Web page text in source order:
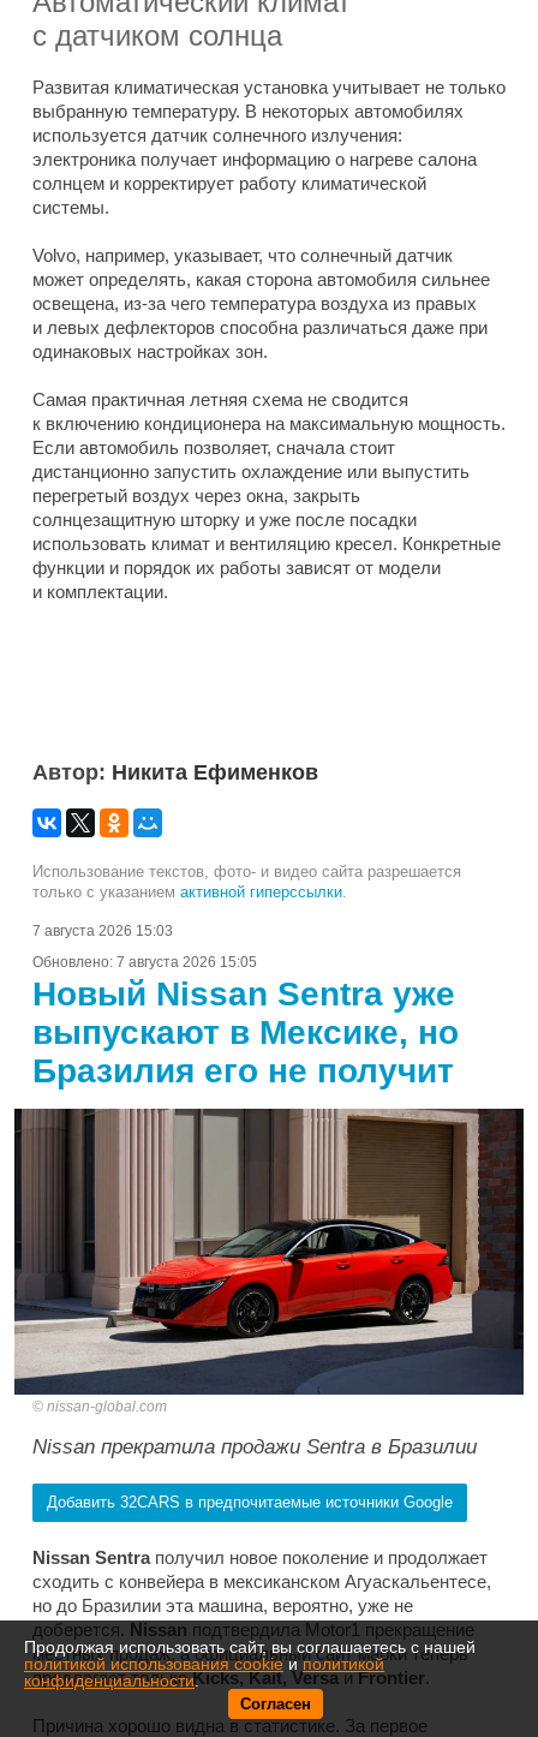
с датчиком солнца
Развитая климатическая установка учитывает не только
выбранную температуру. В некоторых автомобилях
используется датчик солнечного излучения:
электроника получает информацию о нагреве салона
солнцем и корректирует работу климатической
системы.
Volvo, например, указывает, что солнечный датчик
может определять, какая сторона автомобиля сильнее
освещена, из-за чего температура воздуха из правых
и левых дефлекторов способна различаться даже при
одинаковых настройках зон.
Самая практичная летняя схема не сводится
к включению кондиционера на максимальную мощность.
Если автомобиль позволяет, сначала стоит
дистанционно запустить охлаждение или выпустить
перегретый воздух через окна, закрыть
солнцезащитную шторку и уже после посадки
использовать климат и вентиляцию кресел. Конкретные
функции и порядок их работы зависят от модели
и комплектации.
Автор: Никита Ефименков
Использование текстов, фото- и видео сайта разрешается
только с указанием активной гиперссылки.
7 августа 2026 15:03
Обновлено: 7 августа 2026 15:05
Новый Nissan Sentra уже
выпускают в Мексике, но
Бразилия его не получит
nissan-global.com
Nissan прекратила продажи Sentra в Бразилии
Добавить 32CARS в предпочитаемые источники Google
Nissan Sentraполучил новое поколение и продолжает
сходить с конвейера в мексиканском Агуаскальентесе,
но до Бразилии эта машина, вероятно, уже не
доберется. Nissan подтвердила Motor1 прекращение
местных продаж, а официальный сайт марки теперь
предлагает толькоKicks, Kait, VersaиFrontier.
Причина хорошо видна в статистике. За первое
Продолжая использовать сайт, вы соглашаетесь с нашей
политикой использования cookieиполитикой
конфиденциальности.
Согласен